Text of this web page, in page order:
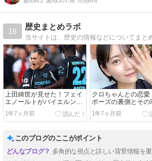
16
歴史まとめラボ
当サイトは、歴史の情報などについてまと
上田綺世が見せた！フェイ
エノールトがバイエルンを
破った歴史的瞬間
1年7ヶ月前
クロちゃんとの恋愛
ポーズの裏側とその
1年7ヶ月前
このブログのここがポイント
多角的な視点と詳しい背景情報を